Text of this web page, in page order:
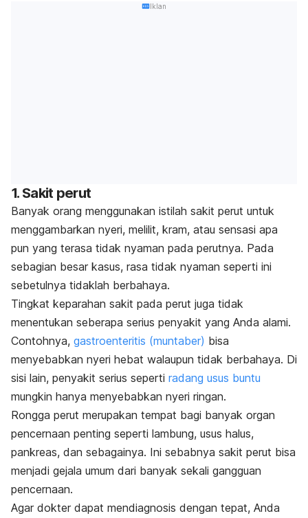
Iklan
1. Sakit perut
Banyak orang menggunakan istilah sakit perut untuk
menggambarkan nyeri, melilit, kram, atau sensasi apa
pun yang terasa tidak nyaman pada perutnya. Pada
sebagian besar kasus, rasa tidak nyaman seperti ini
sebetulnya tidaklah berbahaya.
Tingkat keparahan sakit pada perut juga tidak
menentukan seberapa serius penyakit yang Anda alami.
Contohnya, gastroenteritis (muntaber) bisa
menyebabkan nyeri hebat walaupun tidak berbahaya. Di
sisi lain, penyakit serius seperti radang usus buntu
mungkin hanya menyebabkan nyeri ringan.
Rongga perut merupakan tempat bagi banyak organ
pencernaan penting seperti lambung, usus halus,
pankreas, dan sebagainya. Ini sebabnya sakit perut bisa
menjadi gejala umum dari banyak sekali gangguan
pencernaan.
Agar dokter dapat mendiagnosis dengan tepat, Anda